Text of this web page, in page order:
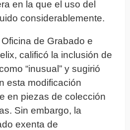
en la que el uso del
considerablemente.
de Grabado e
calificó la inclusión de
“inusual” y sugirió
esta modificación
en piezas de colección
Sin embargo, la
exenta de